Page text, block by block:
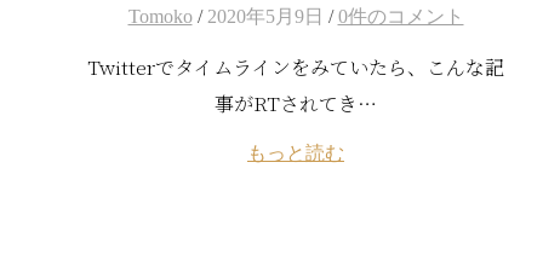
Tomoko / 2020年5月9日 / 0件のコメント
Twitterでタイムラインをみていたら、こんな記
事がRTされてき…
もっと読む